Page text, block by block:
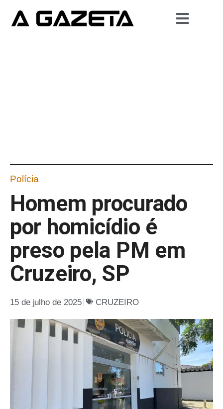
Polícia
Homem procurado
por homicídio é
preso pela PM em
Cruzeiro, SP
15 de julho de 2025 CRUZEIRO